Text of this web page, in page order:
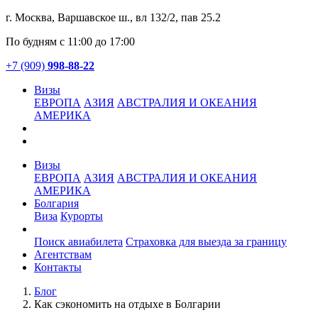
г. Москва, Варшавское ш., вл 132/2, пав 25.2
По будням с 11:00 до 17:00
+7 (909) 998-88-22
Визы
ЕВРОПА АЗИЯ АВСТРАЛИЯ И ОКЕАНИЯ
АМЕРИКА
Визы
ЕВРОПА АЗИЯ АВСТРАЛИЯ И ОКЕАНИЯ
АМЕРИКА
Болгария
Виза Курорты
Поиск авиабилета Страховка для выезда за границу
Агентствам
Контакты
Блог
Как сэкономить на отдыхе в Болгарии